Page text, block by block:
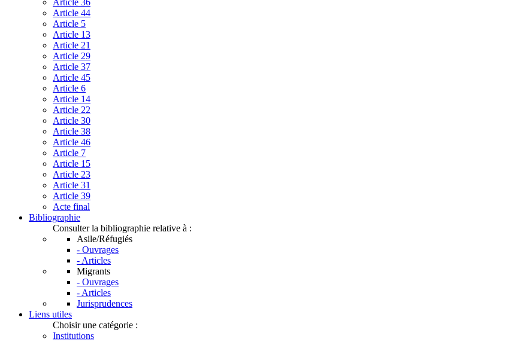
Article 36
Article 44
Article 5
Article 13
Article 21
Article 29
Article 37
Article 45
Article 6
Article 14
Article 22
Article 30
Article 38
Article 46
Article 7
Article 15
Article 23
Article 31
Article 39
Acte final
Bibliographie
Consulter la bibliographie relative à :
Asile/Réfugiés
- Ouvrages
- Articles
Migrants
- Ouvrages
- Articles
Jurisprudences
Liens utiles
Choisir une catégorie :
Institutions